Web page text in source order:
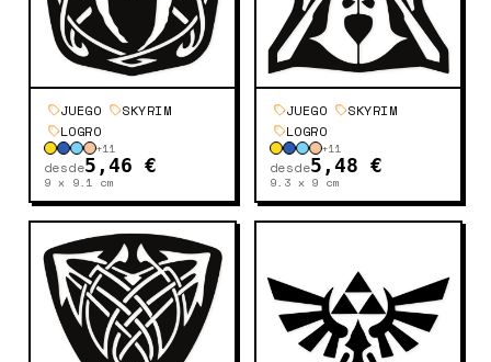
JUEGO
SKYRIM
LOGRO
+11
desde5,46 €
9 x 9.1 cm
JUEGO
SKYRIM
LOGRO
+11
desde5,48 €
9.3 x 9 cm